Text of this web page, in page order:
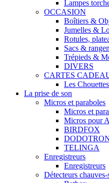
Lampes
OCCASION
Boîtiers &
Jumelles &
Rotules,
Sacs &
Trépieds &
DIVERS
CARTES
Les
La prise de son
Micros et paraboles
Micros et
Micros pour
BIRDFOX
TELINGA
Enregistreurs
Enregistreurs
Détecteurs